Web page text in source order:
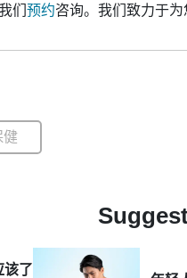
们 预约咨询。我们致力于为
健
该了